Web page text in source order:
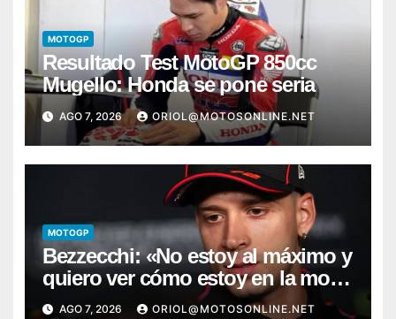
MOTOGP
Resultado Test MotoGP 850cc
Mugello: Honda se pone seria
AGO 7, 2026 ORIOL@MOTOSONLINE.NET
MOTOGP
Bezzecchi: «No estoy al máximo y
quiero ver cómo estoy en la moto;
desde Aragón será una guerra»
AGO 7, 2026 ORIOL@MOTOSONLINE.NET